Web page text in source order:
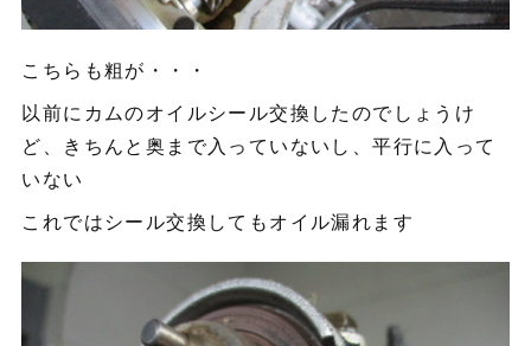
こちらも粗が・・・
以前にカムのオイルシール交換したのでしょうけ
ど、きちんと奥まで入っていないし、平行に入って
いない
これではシール交換してもオイル漏れます